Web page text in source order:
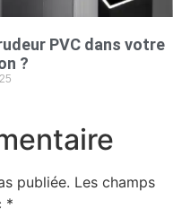
PVC dans votre
?
publiée. Les champs
*